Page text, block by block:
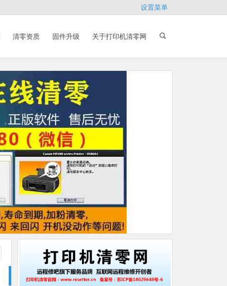
设置菜单
清零资质 固件升级 关于打印机清零网